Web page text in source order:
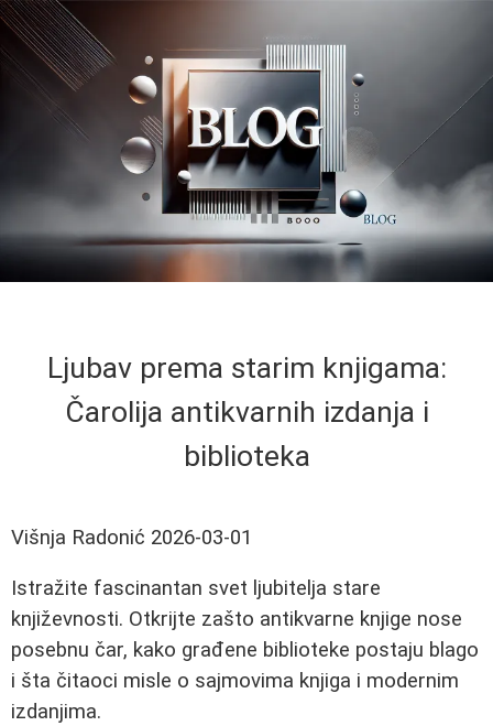
Ljubav prema starim knjigama:
Čarolija antikvarnih izdanja i
biblioteka
Višnja Radonić 2026-03-01
Istražite fascinantan svet ljubitelja stare
književnosti. Otkrijte zašto antikvarne knjige nose
posebnu čar, kako građene biblioteke postaju blago
i šta čitaoci misle o sajmovima knjiga i modernim
izdanjima.